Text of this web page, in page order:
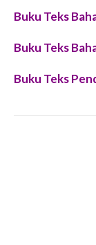
Buku Teks
Buku Teks
Buku Teks